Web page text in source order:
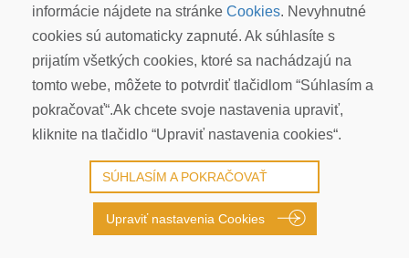
REKLAMÁCIE
PRIVACY POLICY | GDPR
COOKIES
© COPYRIGHT 2026 ALL RIGHTS RESERVED
informácie nájdete na stránke Cookies. Nevyhnutné
cookies sú automaticky zapnuté. Ak súhlasíte s
prijatím všetkých cookies, ktoré sa nachádzajú na
tomto webe, môžete to potvrdiť tlačidlom “Súhlasím a
pokračovať“.Ak chcete svoje nastavenia upraviť,
kliknite na tlačidlo “Upraviť nastavenia cookies“.
SÚHLASÍM A POKRAČOVAŤ
Upraviť nastavenia Cookies